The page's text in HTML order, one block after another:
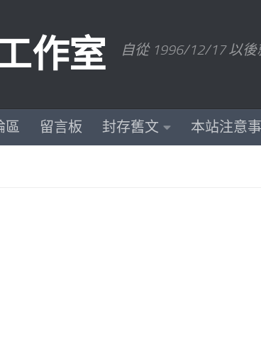
作室 自從 1996/12/17 以
區 留言板 封存舊文 本站注意